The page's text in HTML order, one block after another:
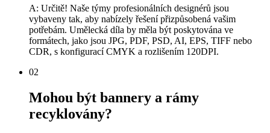
A: Určitě! Naše týmy profesionálních designérů jsou
vybaveny tak, aby nabízely řešení přizpůsobená vašim
potřebám. Umělecká díla by měla být poskytována ve
formátech, jako jsou JPG, PDF, PSD, AI, EPS, TIFF nebo
CDR, s konfigurací CMYK a rozlišením 120DPI.
02
Mohou být bannery a rámy
recyklovány?